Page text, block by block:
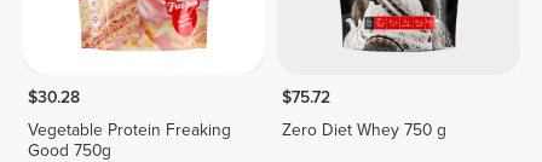
$30.28
Vegetable Protein Freaking
Good 750g
$75.72
Zero Diet Whey 750 g